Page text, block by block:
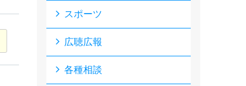
スポーツ
広聴広報
各種相談